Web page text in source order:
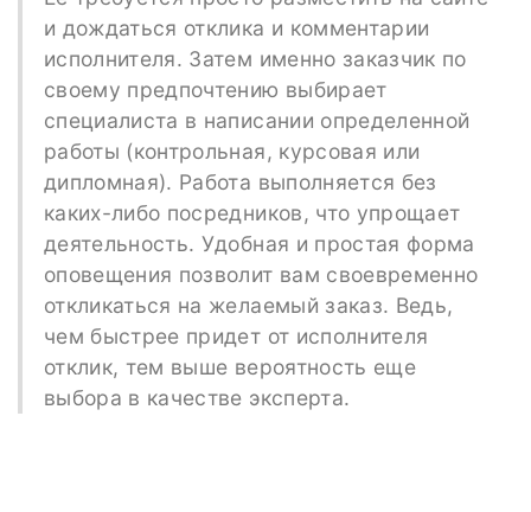
и дождаться отклика и комментарии
исполнителя. Затем именно заказчик по
своему предпочтению выбирает
специалиста в написании определенной
работы (контрольная, курсовая или
дипломная). Работа выполняется без
каких-либо посредников, что упрощает
деятельность. Удобная и простая форма
оповещения позволит вам своевременно
откликаться на желаемый заказ. Ведь,
чем быстрее придет от исполнителя
отклик, тем выше вероятность еще
выбора в качестве эксперта.